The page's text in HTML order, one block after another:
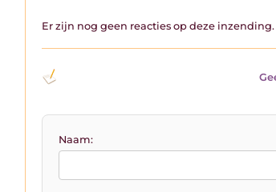
Er zijn nog geen reacties op deze inzending.
Naam: